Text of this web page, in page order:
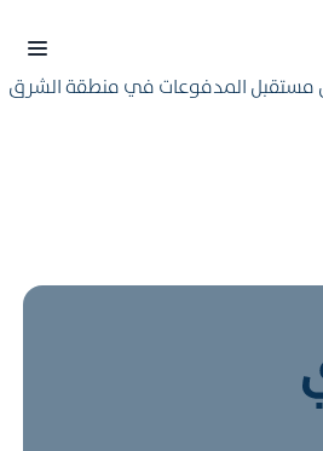
مستقبل المدفوعات في منطقة الشرق